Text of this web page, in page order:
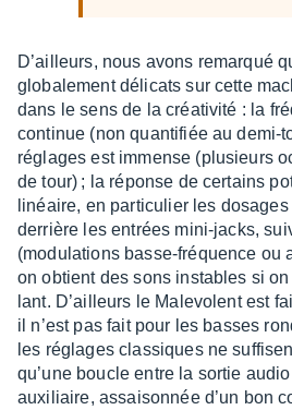
D’ailleurs, nous avons remarqué
globa­le­ment déli­cats sur cette
dans le sens de la créa­ti­vité : la
conti­nue (non quan­ti­fiée au demi-
réglages est immense (plusieurs
de tour) ; la réponse de certains
linéaire, en parti­cu­lier les
derrière les entrées mini-jacks,
(modu­la­tions basse-fréquence ou
on obtient des sons instables si
lant. D’ailleurs le Male­volent est
il n’est pas fait pour les basses
les réglages clas­siques ne
qu’une boucle entre la sortie
auxi­liaire, assai­son­née d’un bon